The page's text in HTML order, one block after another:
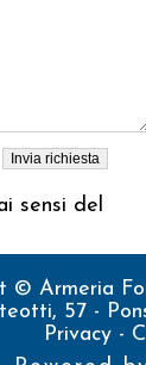
sensi del
© Armeria
57 -
Privacy -